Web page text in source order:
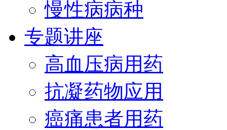
慢性病病种
专题讲座
高血压病用药
抗凝药物应用
癌痛患者用药